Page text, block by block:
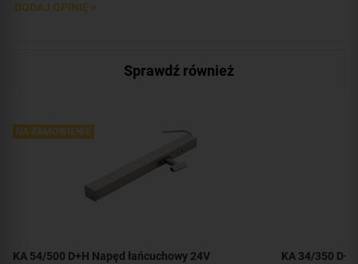
DODAJ OPINIĘ >
Sprawdź również
KA 54/500 D+H Napęd łańcuchowy 24V
NA ZAMÓWIENIE
KA 34/350